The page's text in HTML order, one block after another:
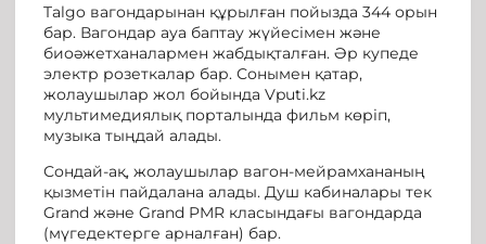
Talgo вагондарынан құрылған пойызда 344 орын
бар. Вагондар ауа баптау жүйесімен және
биоәжетханалармен жабдықталған. Әр купеде
электр розеткалар бар. Сонымен қатар,
жолаушылар жол бойында Vputi.kz
мультимедиялық порталында фильм көріп,
музыка тыңдай алады.
Сондай-ақ, жолаушылар вагон-мейрамхананың
қызметін пайдалана алады. Душ кабиналары тек
Grand және Grand PMR класындағы вагондарда
(мүгедектерге арналған) бар.